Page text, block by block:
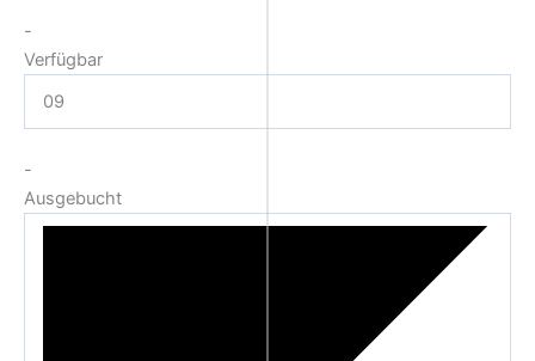
-
Verfügbar
09
-
Ausgebucht